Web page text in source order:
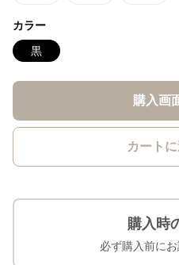
カラー
黒
購入画
カート
購入時
必ず購入前にお